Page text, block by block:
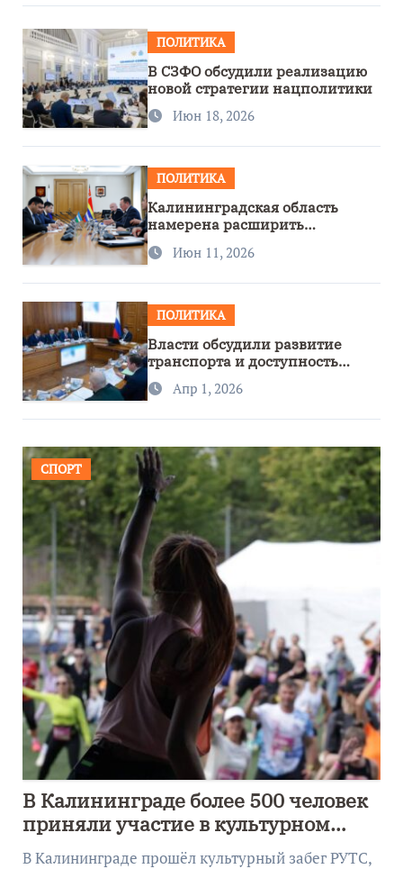
ПОЛИТИКА
В СЗФО обсудили реализацию
новой стратегии нацполитики
Июн 18, 2026
ПОЛИТИКА
Калининградская область
намерена расширить
сотрудничество с Узбекистаном
Июн 11, 2026
ПОЛИТИКА
Власти обсудили развитие
транспорта и доступность
региона
Апр 1, 2026
СПОРТ
В Калининграде более 500 человек
приняли участие в культурном
забеге
В Калининграде прошёл культурный забег РУТС,